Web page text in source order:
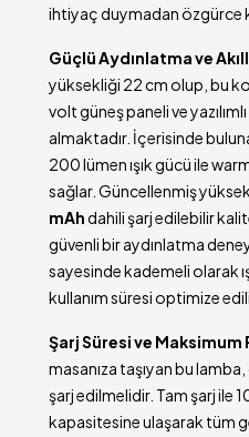
ihtiyaç duymadan özgürce
Güçlü Aydınlatma ve
yüksekliği 22 cm olup, bu
volt güneş paneli ve
almaktadır. İçerisinde
200 lümen ışık gücü ile
sağlar. Güncellenmiş
mAhdahili şarj edilebilir
güvenli bir aydınlatma
sayesinde kademeli olarak
kullanım süresi optimize
Şarj Süresi ve
masanıza taşıyan bu
şarj edilmelidir. Tam şarj ile
kapasitesine ulaşarak tüm